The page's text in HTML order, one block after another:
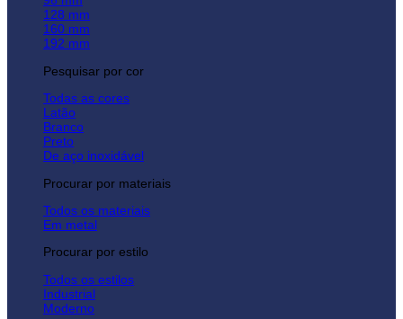
128 mm
160 mm
192 mm
Pesquisar por cor
Todas as cores
Latão
Branco
Preto
De aço inoxidável
Procurar por materiais
Todos os materiais
Em metal
Procurar por estilo
Todos os estilos
Industrial
Moderno